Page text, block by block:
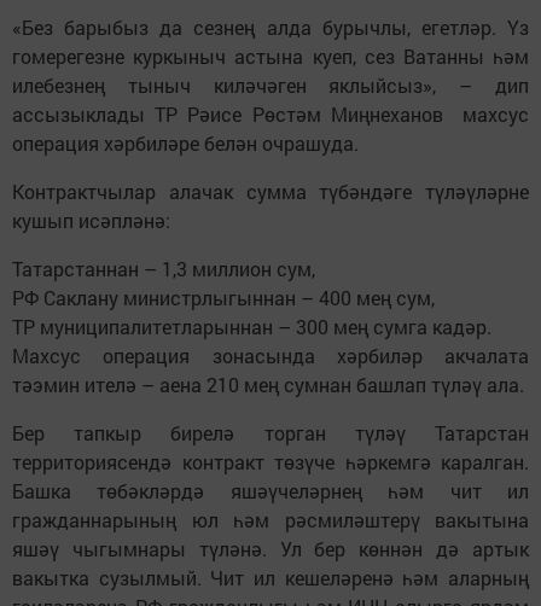
«Без барыбыз да сезнең алда бурычлы, егетләр. Үз
гомерегезне куркыныч астына куеп, сез Ватанны һәм
илебезнең тыныч киләчәген яклыйсыз», – дип
ассызыклады ТР Рәисе Рөстәм Миңнеханов махсус
операция хәрбиләре белән очрашуда.
Контрактчылар алачак сумма түбәндәге түләүләрне
кушып исәпләнә:
Татарстаннан – 1,3 миллион сум,
РФ Саклану министрлыгыннан – 400 мең сум,
ТР муниципалитетларыннан – 300 мең сумга кадәр.
Махсус операция зонасында хәрбиләр акчалата
тәэмин ителә – аена 210 мең сумнан башлап түләү ала.
Бер тапкыр бирелә торган түләү Татарстан
территориясендә контракт төзүче һәркемгә каралган.
Башка төбәкләрдә яшәүчеләрнең һәм чит ил
гражданнарының юл һәм рәсмиләштерү вакытына
яшәү чыгымнары түләнә. Ул бер көннән дә артык
вакытка сузылмый. Чит ил кешеләренә һәм аларның